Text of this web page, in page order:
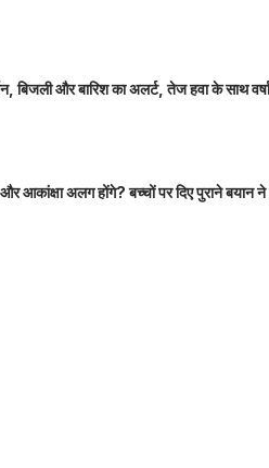
और बारिश का अलर्ट, तेज हवा के साथ वर्षा
और आकांक्षा अलग होंगे? बच्चों पर दिए पुराने बयान